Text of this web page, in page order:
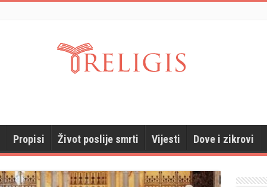
Propisi Život poslije smrti Vijesti Dove i zikrovi